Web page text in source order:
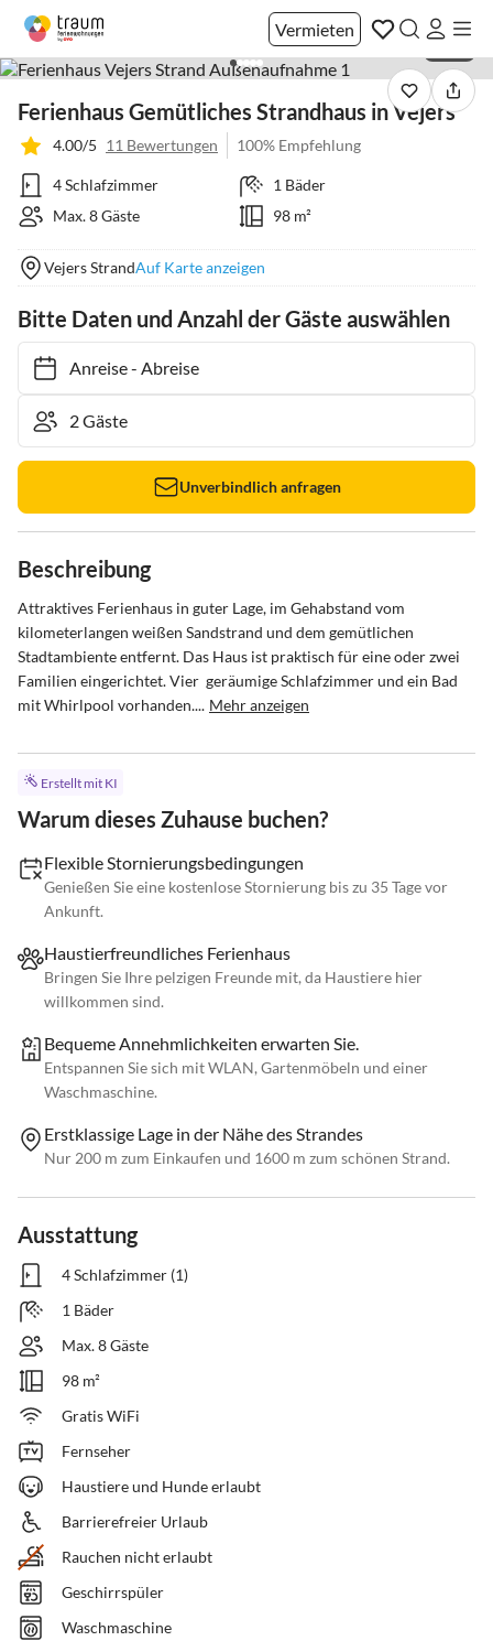
Vermieten
Ferienhaus Gemütliches Strandhaus in Vejers
4.00/5 11 Bewertungen 100% Empfehlung
4 Schlafzimmer
1 Bäder
Max. 8 Gäste
98 m²
Vejers StrandAuf Karte anzeigen
Bitte Daten und Anzahl der Gäste auswählen
Anreise- Abreise
Unverbindlich anfragen
Beschreibung
Attraktives Ferienhaus in guter Lage, im Gehabstand vom
kilometerlangen weißen Sandstrand und dem gemütlichen
Stadtambiente entfernt. Das Haus ist praktisch für eine oder zwei
Familien eingerichtet. Vier  geräumige Schlafzimmer und ein Bad
mit Whirlpool vorhanden.... Mehr anzeigen
Erstellt mit KI
Warum dieses Zuhause buchen?
Flexible Stornierungsbedingungen
Genießen Sie eine kostenlose Stornierung bis zu 35 Tage vor
Ankunft.
Haustierfreundliches Ferienhaus
Bringen Sie Ihre pelzigen Freunde mit, da Haustiere hier
willkommen sind.
Bequeme Annehmlichkeiten erwarten Sie.
Entspannen Sie sich mit WLAN, Gartenmöbeln und einer
Waschmaschine.
Erstklassige Lage in der Nähe des Strandes
Nur 200 m zum Einkaufen und 1600 m zum schönen Strand.
Ausstattung
4 Schlafzimmer (1)
1 Bäder
Max. 8 Gäste
98 m²
Gratis WiFi
Fernseher
Haustiere und Hunde erlaubt
Barrierefreier Urlaub
Rauchen nicht erlaubt
Geschirrspüler
Waschmaschine